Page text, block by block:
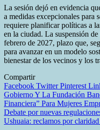
La sesión dejó en evidencia
a medidas excepcionales para
requiere planificar políticas a
en la ciudad. La suspensión
febrero de 2027, plazo que,
para avanzar en un modelo
bienestar de los vecinos y los
Compartir
Facebook TwitterPinterest
Navegación
de
entradas
Gobierno Y La Fundación
Financiera” Para Mujeres
Debate por nuevas
Ushuaia: reclamos por